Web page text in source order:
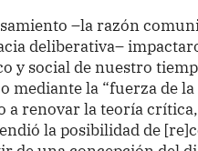
–la razón
deliberativa–
y social de nuestro
mediante la “fuerza de
a renovar la teoría
la posibilidad de